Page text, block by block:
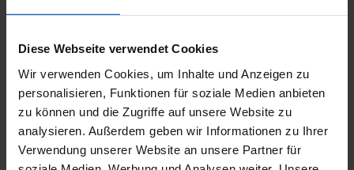
Diese Webseite verwendet Cookies
Wir verwenden Cookies, um Inhalte und Anzeigen zu
personalisieren, Funktionen für soziale Medien anbieten
zu können und die Zugriffe auf unsere Website zu
analysieren. Außerdem geben wir Informationen zu Ihrer
Verwendung unserer Website an unsere Partner für
Bibliografische Angaben
Auflage
1
ISBN
978-3-7890-0349-3